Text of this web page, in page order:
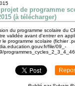
de programme
(à télécharger)
du programme scolaire du
validée avant d'entrer en
le programme scolaire (fichier
file/09_-
9/